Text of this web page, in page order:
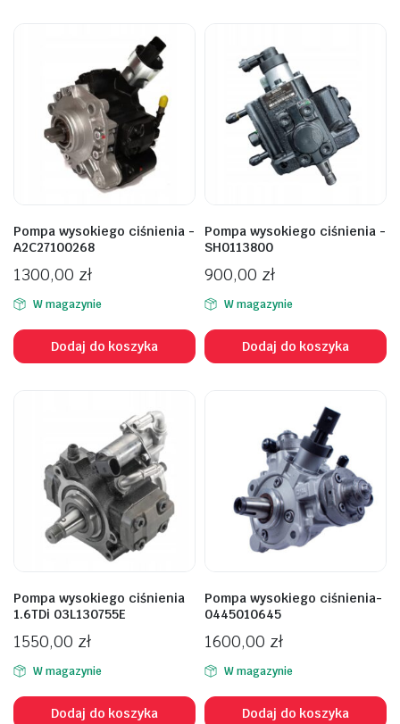
Pompa wysokiego ciśnienia -
A2C27100268
1300,00 zł
W magazynie
Dodaj do koszyka
Pompa wysokiego ciśnienia -
SH0113800
900,00 zł
W magazynie
Dodaj do koszyka
Pompa wysokiego ciśnienia
1.6TDi 03L130755E
1550,00 zł
W magazynie
Dodaj do koszyka
Pompa wysokiego ciśnienia-
0445010645
1600,00 zł
W magazynie
Dodaj do koszyka